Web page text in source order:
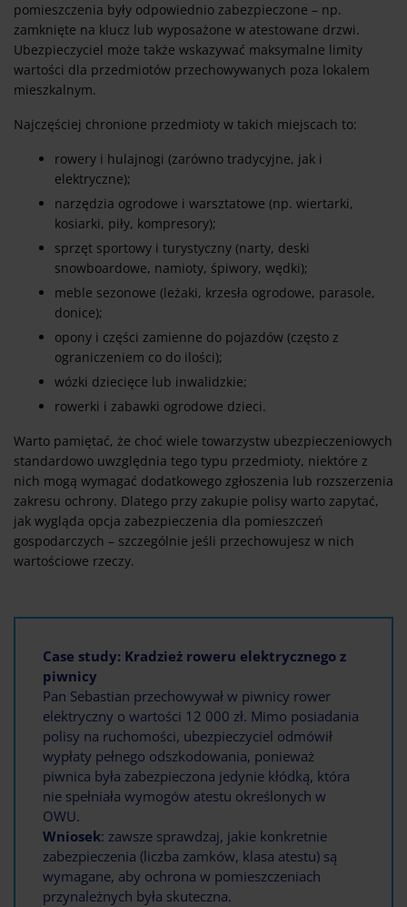
pomieszczenia były odpowiednio zabezpieczone – np.
zamknięte na klucz lub wyposażone w atestowane drzwi.
Ubezpieczyciel może także wskazywać maksymalne limity
wartości dla przedmiotów przechowywanych poza lokalem
mieszkalnym.
Najczęściej chronione przedmioty w takich miejscach to:
rowery i hulajnogi (zarówno tradycyjne, jak i
elektryczne);
narzędzia ogrodowe i warsztatowe (np. wiertarki,
kosiarki, piły, kompresory);
sprzęt sportowy i turystyczny (narty, deski
snowboardowe, namioty, śpiwory, wędki);
meble sezonowe (leżaki, krzesła ogrodowe, parasole,
donice);
opony i części zamienne do pojazdów (często z
ograniczeniem co do ilości);
wózki dziecięce lub inwalidzkie;
rowerki i zabawki ogrodowe dzieci.
Warto pamiętać, że choć wiele towarzystw ubezpieczeniowych
standardowo uwzględnia tego typu przedmioty, niektóre z
nich mogą wymagać dodatkowego zgłoszenia lub rozszerzenia
zakresu ochrony. Dlatego przy zakupie polisy warto zapytać,
jak wygląda opcja zabezpieczenia dla pomieszczeń
gospodarczych – szczególnie jeśli przechowujesz w nich
wartościowe rzeczy.
Case study: Kradzież roweru elektrycznego z
piwnicy
Pan Sebastian przechowywał w piwnicy rower
elektryczny o wartości 12 000 zł. Mimo posiadania
polisy na ruchomości, ubezpieczyciel odmówił
wypłaty pełnego odszkodowania, ponieważ
piwnica była zabezpieczona jedynie kłódką, która
nie spełniała wymogów atestu określonych w
OWU.
Wniosek: zawsze sprawdzaj, jakie konkretnie
zabezpieczenia (liczba zamków, klasa atestu) są
wymagane, aby ochrona w pomieszczeniach
przynależnych była skuteczna.